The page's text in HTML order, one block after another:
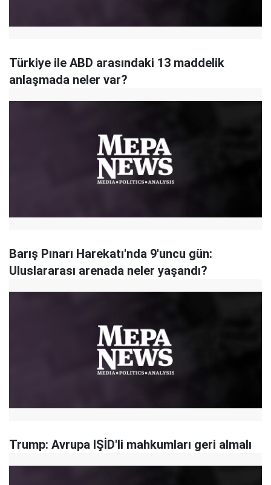
Türkiye ile ABD arasındaki 13 maddelik
anlaşmada neler var?
Barış Pınarı Harekatı'nda 9'uncu gün:
Uluslararası arenada neler yaşandı?
Trump: Avrupa IŞİD'li mahkumları geri almalı